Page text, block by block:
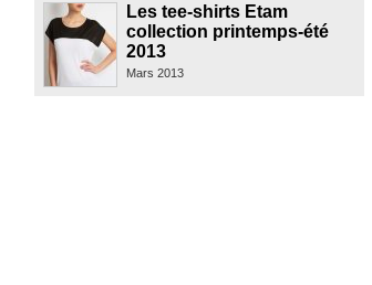
Les tee-shirts Etam
collection printemps-été
2013
Mars 2013